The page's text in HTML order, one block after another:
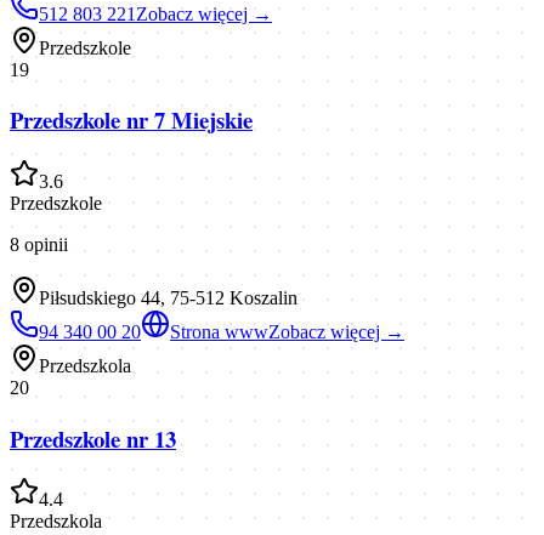
512 803 221Zobacz więcej →
Przedszkole
19
Przedszkole nr 7 Miejskie
3.6
Przedszkole
8 opinii
Piłsudskiego 44, 75-512 Koszalin
94 340 00 20
Strona wwwZobacz więcej →
Przedszkola
20
Przedszkole nr 13
4.4
Przedszkola